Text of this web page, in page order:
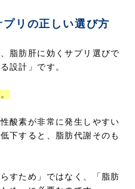
リの正しい選び方
脂肪肝に効くサプリ選びで
設計」です。
酸素が非常に発生しやすい
下すると、脂肪代謝そのも
すため」ではなく、「脂肪